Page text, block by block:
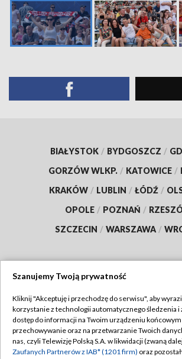
BIAŁYSTOK / BYDGOSZCZ /
GORZÓW WLKP. / KATOWICE /
KRAKÓW / LUBLIN / ŁÓDŹ /
OPOLE / POZNAŃ /
SZCZECIN / WARSZAWA /
TVP
Abonament TVP
Emisja w TVP
Regulamin TVP
Polityka prywatności
Szanujemy Twoją prywatność
Kliknij "Akceptuję i przechodzę do serwisu", aby
korzystanie z technologii automatycznego śledzenia i
dostęp do informacji na Twoim urządzeniu końcowym
przechowywanie oraz na przetwarzanie Twoich
nas, czyli Telewizję Polską S.A. w likwidacji (zwaną
Zaufanych Partnerów z IAB* (1201 firm) oraz